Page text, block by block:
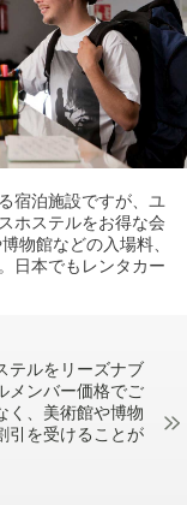
宿泊施設ですが、ユ
ホステルをお得な会
物館などの入場料、
日本でもレンタカー
テルをリーズナブ
メンバー価格でご
く、美術館や博物
引を受けることが